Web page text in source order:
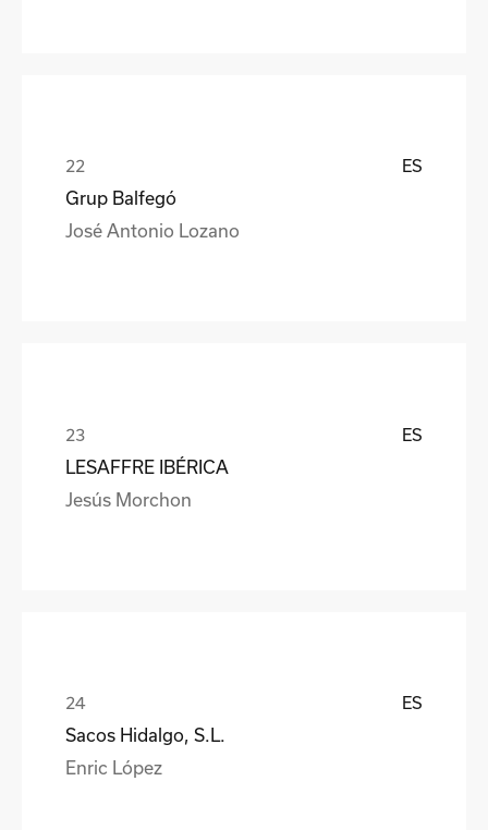
ES
Grup Balfegó
José Antonio Lozano
ES
LESAFFRE IBÉRICA
Jesús Morchon
ES
Sacos Hidalgo, S.L.
Enric López